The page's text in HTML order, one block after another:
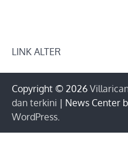
LINK ALTER
Copyright © 2026
dan terkini | News Center
WordPress